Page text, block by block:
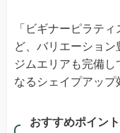
「ビギナーピラテ
ど、バリエーショ
ジムエリアも完備
なるシェイプアップ
おすすめポイント